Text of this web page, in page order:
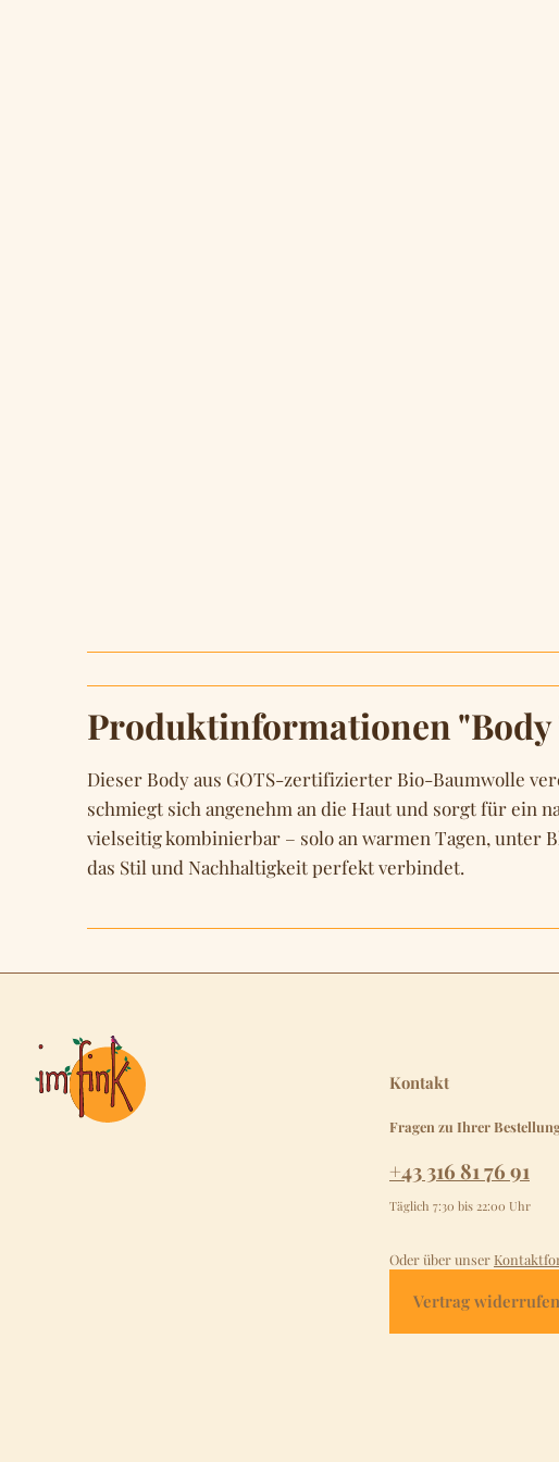
Produktinformationen
Dieser Body aus GOTS-zertifizierter Bio-Baumwolle
schmiegt sich angenehm an die Haut und sorgt für ein
vielseitig kombinierbar – solo an warmen Tagen, unter
das Stil und Nachhaltigkeit perfekt verbindet.
Kontakt
Fragen zu Ihrer
+43 316 81 76 91
Täglich 7:30 bis 22:00 Uhr
Oder über unser
Vertrag widerrufen